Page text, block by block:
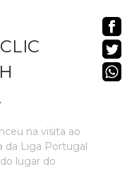
na visita ao
da Liga Portugal
lugar do